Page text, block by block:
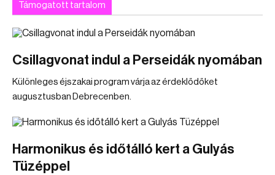
Támogatott tartalom
Csillagvonat indul a Perseidák nyomában
Különleges éjszakai program várja az érdeklődőket
augusztusban Debrecenben.
Harmonikus és időtálló kert a Gulyás
Tüzéppel